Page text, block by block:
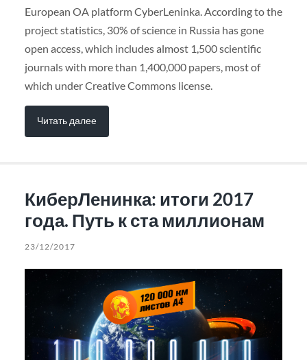
European OA platform CyberLeninka. According to the
project statistics, 30% of science in Russia has gone
open access, which includes almost 1,500 scientific
journals with more than 1,400,000 papers, most of
which under Creative Commons license.
Читать далее
КиберЛенинка: итоги 2017
года. Путь к ста миллионам
23/12/2017